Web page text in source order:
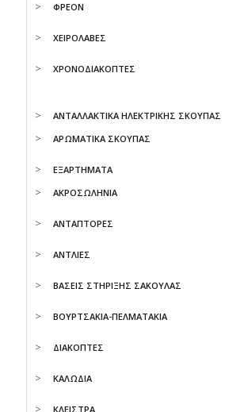
ΦΡΕΟΝ
ΧΕΙΡΟΛΑΒΕΣ
ΧΡΟΝΟΔΙΑΚΟΠΤΕΣ
ΑΝΤΑΛΛΑΚΤΙΚΑ ΗΛΕΚΤΡΙΚΗΣ ΣΚΟΥΠΑΣ
ΑΡΩΜΑΤΙΚΑ ΣΚΟΥΠΑΣ
ΕΞΑΡΤΗΜΑΤΑ
ΑΚΡΟΣΩΛΗΝΙΑ
ΑΝΤΑΠΤΟΡΕΣ
ΑΝΤΛΙΕΣ
ΒΑΣΕΙΣ ΣΤΗΡΙΞΗΣ ΣΑΚΟΥΛΑΣ
ΒΟΥΡΤΣΑΚΙΑ-ΠΕΛΜΑΤΑΚΙA
ΔΙΑΚΟΠΤΕΣ
ΚΑΛΩΔΙΑ
ΚΛΕΙΣΤΡΑ